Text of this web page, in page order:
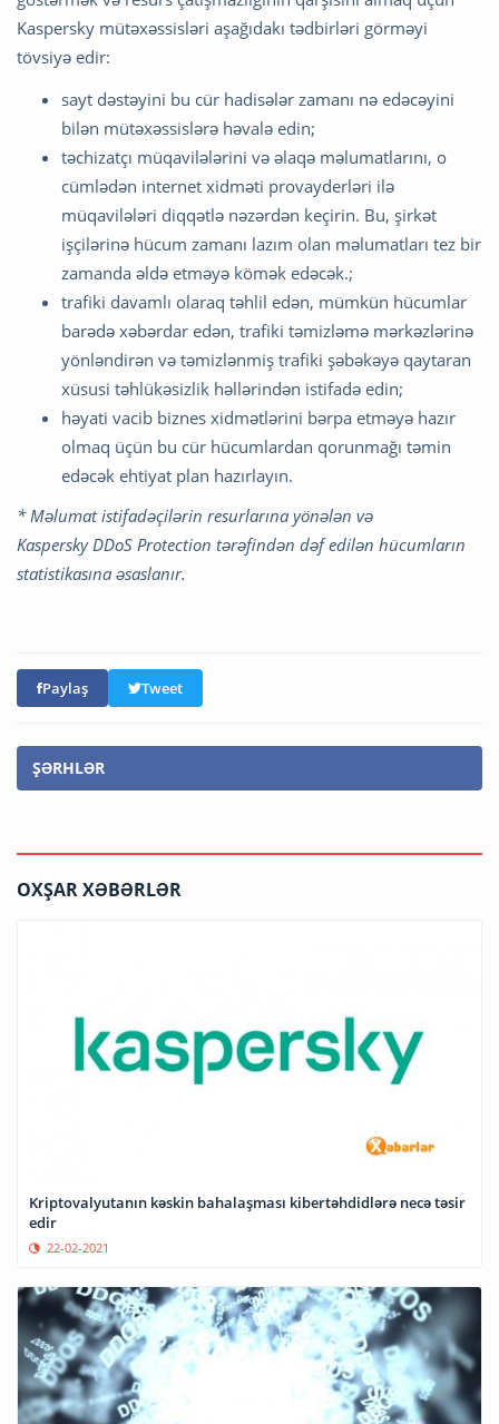
Kaspersky mütəxəssisləri aşağıdakı tədbirləri görməyi
tövsiyə edir:
sayt dəstəyini bu cür hadisələr zamanı nə edəcəyini
bilən mütəxəssislərə həvalə edin;
təchizatçı müqavilələrini və əlaqə məlumatlarını, o
cümlədən internet xidməti provayderləri ilə
müqavilələri diqqətlə nəzərdən keçirin. Bu, şirkət
işçilərinə hücum zamanı lazım olan məlumatları tez bir
zamanda əldə etməyə kömək edəcək.;
trafiki davamlı olaraq təhlil edən, mümkün hücumlar
barədə xəbərdar edən, trafiki təmizləmə mərkəzlərinə
yönləndirən və təmizlənmiş trafiki şəbəkəyə qaytaran
xüsusi təhlükəsizlik həllərindən istifadə edin;
həyati vacib biznes xidmətlərini bərpa etməyə hazır
olmaq üçün bu cür hücumlardan qorunmağı təmin
edəcək ehtiyat plan hazırlayın.
* Məlumat istifadəçilərin resurlarına yönələn və
Kaspersky DDoS Protection tərəfindən dəf edilən hücumların
statistikasına əsaslanır.
Paylaş Tweet
ŞƏRHLƏR
OXŞAR XƏBƏRLƏR
Kriptovalyutanın kəskin bahalaşması kibertəhdidlərə necə təsir
edir
22-02-2021